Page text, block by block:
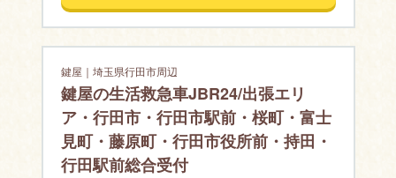
鍵屋｜埼玉県行田市周辺
鍵屋の生活救急車JBR24/出張エリ
ア・行田市・行田市駅前・桜町・富士
見町・藤原町・行田市役所前・持田・
行田駅前総合受付